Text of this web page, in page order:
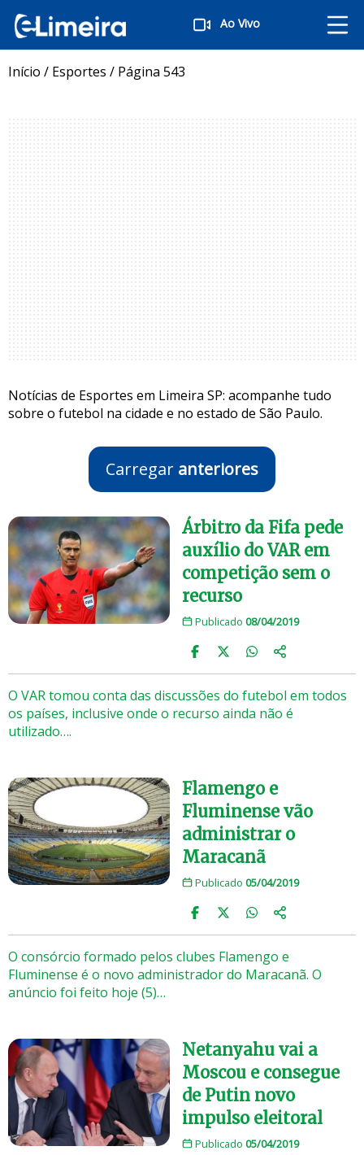
Ao Vivo
Início / Esportes / Página 543
Notícias de Esportes em Limeira SP: acompanhe tudo
sobre o futebol na cidade e no estado de São Paulo.
Carregar anteriores
Árbitro da Fifa pede
auxílio do VAR em
competição sem o
recurso
Publicado 08/04/2019
O VAR tomou conta das discussões do futebol em todos
os países, inclusive onde o recurso ainda não é
utilizado….
Flamengo e
Fluminense vão
administrar o
Maracanã
Publicado 05/04/2019
O consórcio formado pelos clubes Flamengo e
Fluminense é o novo administrador do Maracanã. O
anúncio foi feito hoje (5)…
Netanyahu vai a
Moscou e consegue
de Putin novo
impulso eleitoral
Publicado 05/04/2019